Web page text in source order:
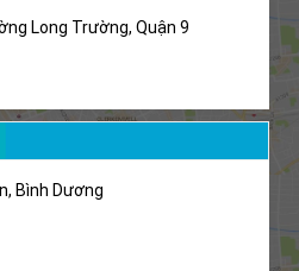
Long Trường, Quận 9
Bình Dương